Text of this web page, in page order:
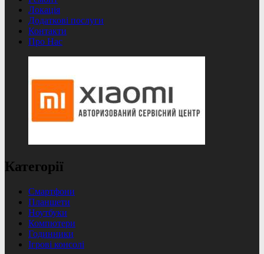
Локація
Додаткові послуги
Контакти
Про Нас
Категорії
Смартфони
Планшети
Ноутбуки
Компютери
Годинники
Ігрові консолі